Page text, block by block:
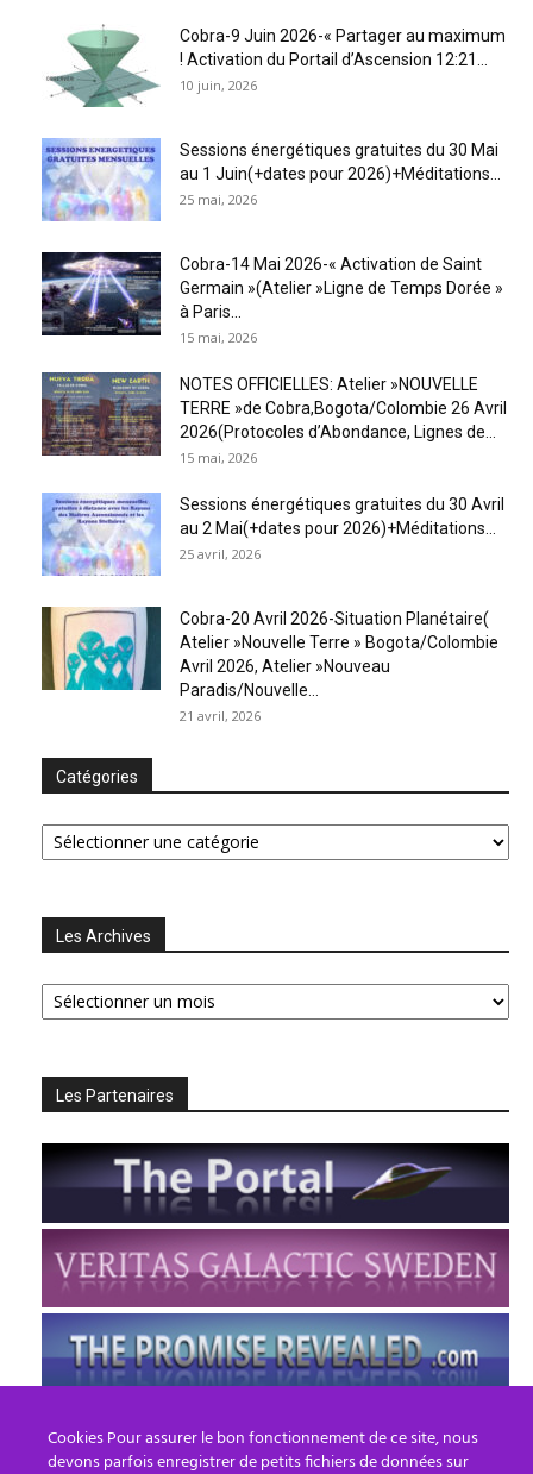
Cobra-9 Juin 2026-« Partager au maximum
! Activation du Portail d’Ascension 12:21...
10 juin, 2026
Sessions énergétiques gratuites du 30 Mai
au 1 Juin(+dates pour 2026)+Méditations...
25 mai, 2026
Cobra-14 Mai 2026-« Activation de Saint
Germain »(Atelier »Ligne de Temps Dorée »
à Paris...
15 mai, 2026
NOTES OFFICIELLES: Atelier »NOUVELLE
TERRE »de Cobra,Bogota/Colombie 26 Avril
2026(Protocoles d’Abondance, Lignes de...
15 mai, 2026
Sessions énergétiques gratuites du 30 Avril
au 2 Mai(+dates pour 2026)+Méditations...
25 avril, 2026
Cobra-20 Avril 2026-Situation Planétaire(
Atelier »Nouvelle Terre » Bogota/Colombie
Avril 2026, Atelier »Nouveau
Paradis/Nouvelle...
21 avril, 2026
Catégories
Catégories
Les Archives
Les
Archives
Les Partenaires
Cookies Pour assurer le bon fonctionnement de ce site, nous
devons parfois enregistrer de petits fichiers de données sur